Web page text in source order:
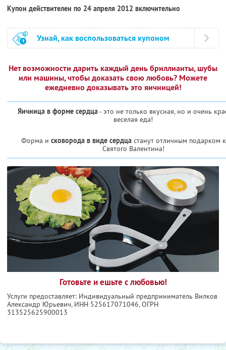
Купон действителен по 24 апреля 2012 включительно
Узнай, как воспользоваться купоном
Нет возможности дарить каждый день бриллианты, шубы
или машины, чтобы доказать свою любовь? Можете
ежедневно доказывать это яичницей!
Яичница в форме сердца- это не только вкусная, но и очень
веселая еда!
Форма и сковорода в виде сердцастанут отличным подарком
Святого Валентина!
Готовьте и ешьте с любовью!
Услуги предоставляет: Индивидуальный предприниматель Вилков
Александр Юрьевич, ИНН 525617071046, ОГРН
313525625900013